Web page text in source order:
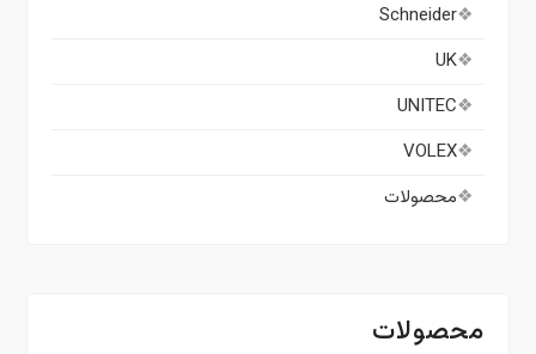
Schneider
UK
UNITEC
VOLEX
محصولات
محصولات